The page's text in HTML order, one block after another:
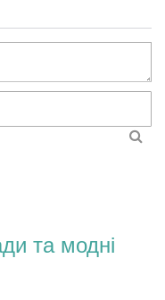
та модні